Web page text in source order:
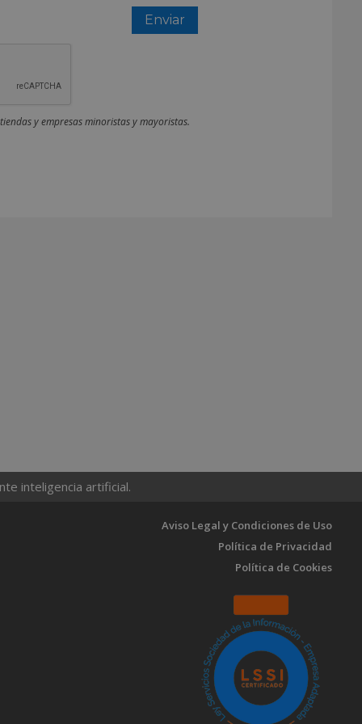
y empresas minoristas y mayoristas.
inteligencia artificial.
Aviso Legal y Condiciones de Uso
Política de Privacidad
Política de Cookies